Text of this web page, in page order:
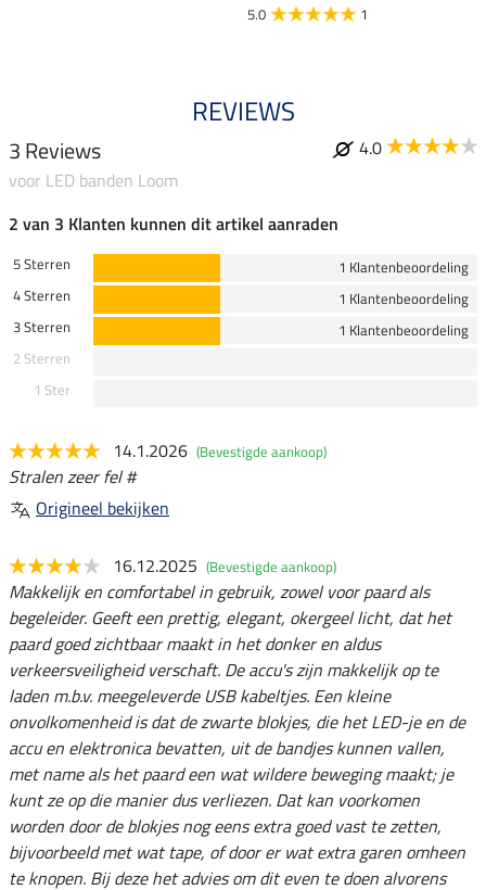
5.0 1
REVIEWS
3 Reviews
4.0
voor LED banden Loom
2 van 3 Klanten kunnen dit artikel aanraden
5 Sterren
1 Klantenbeoordeling
4 Sterren
1 Klantenbeoordeling
3 Sterren
1 Klantenbeoordeling
2 Sterren
1 Ster
14.1.2026 (Bevestigde aankoop)
Stralen zeer fel #
Origineel bekijken
16.12.2025 (Bevestigde aankoop)
Makkelijk en comfortabel in gebruik, zowel voor paard als
begeleider. Geeft een prettig, elegant, okergeel licht, dat het
paard goed zichtbaar maakt in het donker en aldus
verkeersveiligheid verschaft. De accu's zijn makkelijk op te
laden m.b.v. meegeleverde USB kabeltjes. Een kleine
onvolkomenheid is dat de zwarte blokjes, die het LED-je en de
accu en elektronica bevatten, uit de bandjes kunnen vallen,
met name als het paard een wat wildere beweging maakt; je
kunt ze op die manier dus verliezen. Dat kan voorkomen
worden door de blokjes nog eens extra goed vast te zetten,
bijvoorbeeld met wat tape, of door er wat extra garen omheen
te knopen. Bij deze het advies om dit even te doen alvorens